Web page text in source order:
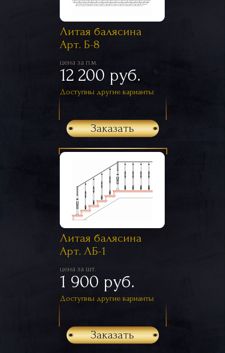
Литая балясина
Арт. Б-8
цена за п.м.
12 200 руб.
Доступны другие варианты
Заказать
Литая балясина
Арт. ЛБ-1
цена за шт.
1 900 руб.
Доступны другие варианты
Заказать